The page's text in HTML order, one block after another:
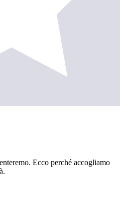
Ecco perché accogliamo